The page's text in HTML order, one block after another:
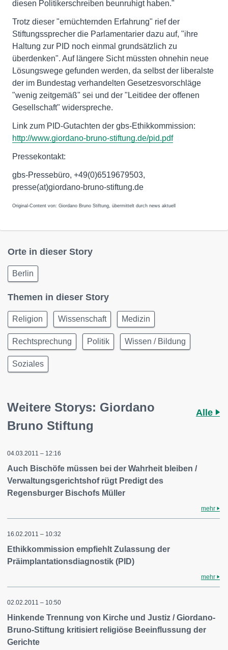
diesen Politikerschreiben beunruhigt haben."
Trotz dieser "ernüchternden Erfahrung" rief der
Stiftungssprecher die Parlamentarier dazu auf, "ihre
Haltung zur PID noch einmal grundsätzlich zu
überdenken". Auf längere Sicht müssten ohnehin neue
Lösungswege gefunden werden, da selbst der liberalste
der im Bundestag verhandelten Gesetzesvorschläge
"wenig zeitgemäß" sei und der "Leitidee der offenen
Gesellschaft" widerspreche.
Link zum PID-Gutachten der gbs-Ethikkommission:
http://www.giordano-bruno-stiftung.de/pid.pdf
Pressekontakt:
gbs-Pressebüro, +49(0)6519679503,
presse(at)giordano-bruno-stiftung.de
Original-Content von: Giordano Bruno Stiftung, übermittelt durch news aktuell
Orte in dieser Story
Berlin
Themen in dieser Story
Religion Wissenschaft Medizin
Rechtsprechung Politik Wissen / Bildung
Soziales
Weitere Storys: Giordano
Bruno Stiftung
Alle
04.03.2011 – 12:16
Auch Bischöfe müssen bei der Wahrheit bleiben /
Verwaltungsgerichtshof rügt Predigt des
Regensburger Bischofs Müller
mehr
16.02.2011 – 10:32
Ethikkommission empfiehlt Zulassung der
Präimplantationsdiagnostik (PID)
mehr
02.02.2011 – 10:50
Hinkende Trennung von Kirche und Justiz / Giordano-
Bruno-Stiftung kritisiert religiöse Beeinflussung der
Gerichte